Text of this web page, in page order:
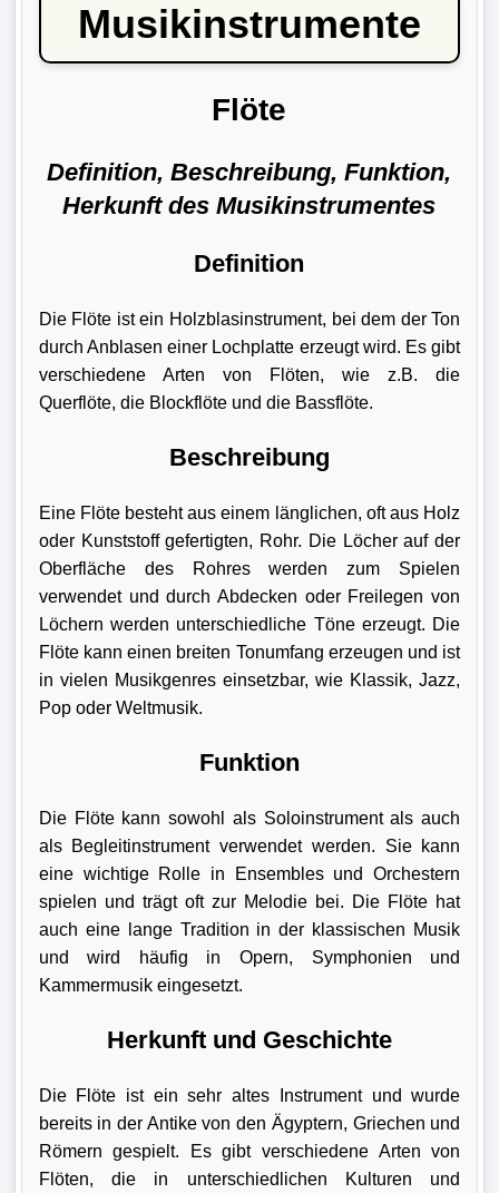
Musikinstrumente
Flöte
Definition, Beschreibung, Funktion,
Herkunft des Musikinstrumentes
Definition
Die Flöte ist ein Holzblasinstrument, bei dem der Ton
durch Anblasen einer Lochplatte erzeugt wird. Es gibt
verschiedene Arten von Flöten, wie z.B. die
Querflöte, die Blockflöte und die Bassflöte.
Beschreibung
Eine Flöte besteht aus einem länglichen, oft aus Holz
oder Kunststoff gefertigten, Rohr. Die Löcher auf der
Oberfläche des Rohres werden zum Spielen
verwendet und durch Abdecken oder Freilegen von
Löchern werden unterschiedliche Töne erzeugt. Die
Flöte kann einen breiten Tonumfang erzeugen und ist
in vielen Musikgenres einsetzbar, wie Klassik, Jazz,
Pop oder Weltmusik.
Funktion
Die Flöte kann sowohl als Soloinstrument als auch
als Begleitinstrument verwendet werden. Sie kann
eine wichtige Rolle in Ensembles und Orchestern
spielen und trägt oft zur Melodie bei. Die Flöte hat
auch eine lange Tradition in der klassischen Musik
und wird häufig in Opern, Symphonien und
Kammermusik eingesetzt.
Herkunft und Geschichte
Die Flöte ist ein sehr altes Instrument und wurde
bereits in der Antike von den Ägyptern, Griechen und
Römern gespielt. Es gibt verschiedene Arten von
Flöten, die in unterschiedlichen Kulturen und